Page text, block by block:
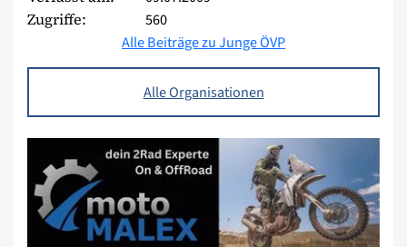
Zugriffe:
560
Alle Beiträge zu Junge ÖVP
Alle Organisationen